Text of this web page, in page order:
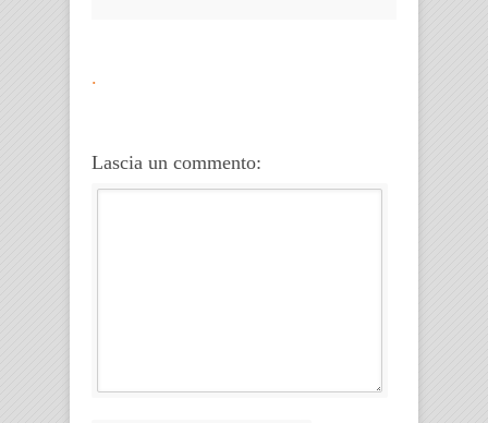
.
Lascia un commento: